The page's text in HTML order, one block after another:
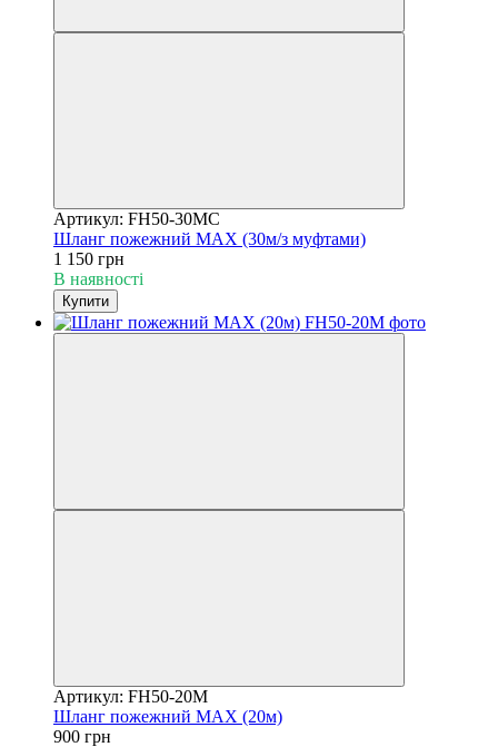
Артикул: FH50-30MC
Шланг пожежний MAX (30м/з муфтами)
1 150 грн
В наявності
Купити
Артикул: FH50-20M
Шланг пожежний MAX (20м)
900 грн